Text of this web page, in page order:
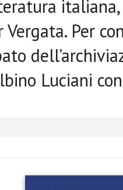
Vergata. Per
Luciani